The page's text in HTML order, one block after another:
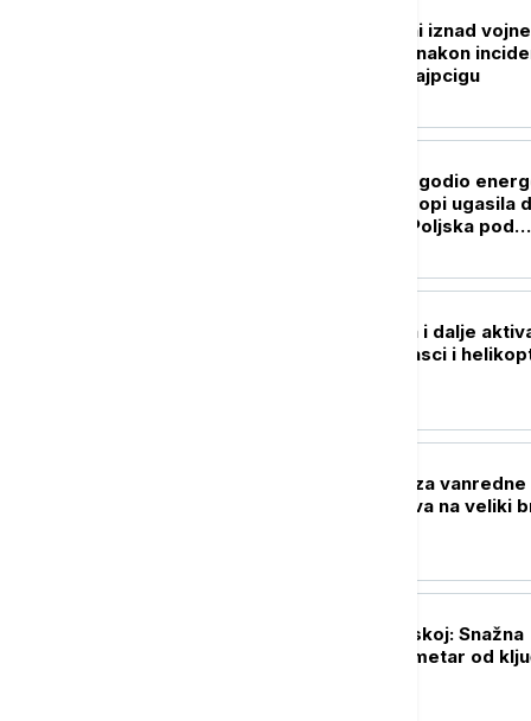
Dronovi primećeni iznad vojne
baze u Nemačkoj nakon
na aerodromu u Lajpcigu
Nizak vodostaj pogodio
sektor: Suša u Evropi ugasila
termoelektrana, Poljska pod
Požar kod Konjica i dalje
Na terenu vatrogasci i
Mađarska služba za vanredne
situacije upozorava na veliki
Pao dron u Bugarskoj: Snažna
eksplozija na kilometar od